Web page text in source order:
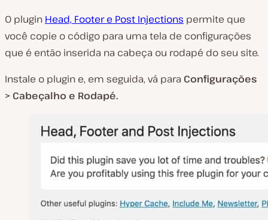
O plugin Head, Footer e Post Injections permite que
você copie o código para uma tela de configurações
que é então inserida na cabeça ou rodapé do seu site.
Instale o plugin e, em seguida, vá para Configurações
> Cabeçalho e Rodapé.